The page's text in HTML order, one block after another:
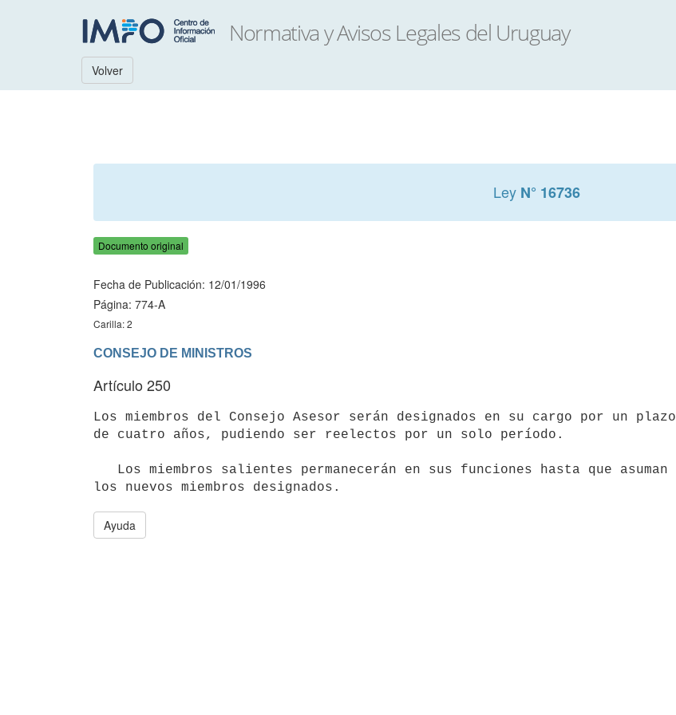
Volver
Ley N° 16736
Documento original
Fecha de Publicación: 12/01/1996
Página: 774-A
Carilla: 2
Artículo 250
Los miembros del Consejo Asesor serán designados en su cargo por un plazo
de cuatro años, pudiendo ser reelectos por un solo período.
Ayuda